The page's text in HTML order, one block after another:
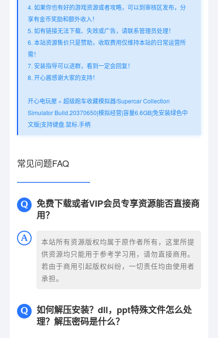
4. 如果你也有好的游戏资源或者攻略，可以到审核区发布，分
享有金币奖励和额外收入！
5. 如有链接无法下载、失效或广告，请联系管理员处理！
6. 本站资源售价只是赞助，收取费用仅维持本站的日常运营所
需！
7. 安装指导可以进群，看到一定会回复！
8. 开心酱感谢大家的支持！
开心电玩屋 » 超级跑车收藏模拟器/Supercar Collection
Simulator Build.20370650|模拟经营|容量6.6GB|免安装绿色中
文版|支持键盘.鼠标.手柄
常见问题FAQ
免费下载或者VIP会员专享资源能否直接商
用？
本站所有资源版权均属于原作者所有，这里所提
供资源均只能用于参考学习用，请勿直接商用。
若由于商用引起版权纠纷，一切责任均由使用者
承担。
如何解压安装？dll，ppt特殊文件怎么处
理？解压密码是什么？